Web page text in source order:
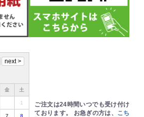
金 土
1
7 8
ご注文は24時間いつでも受け付け
ております。 お急ぎの方は、 こち